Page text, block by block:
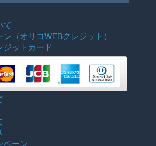
て
ン （オリコWEBクレジット）
ジットカード
ペーン